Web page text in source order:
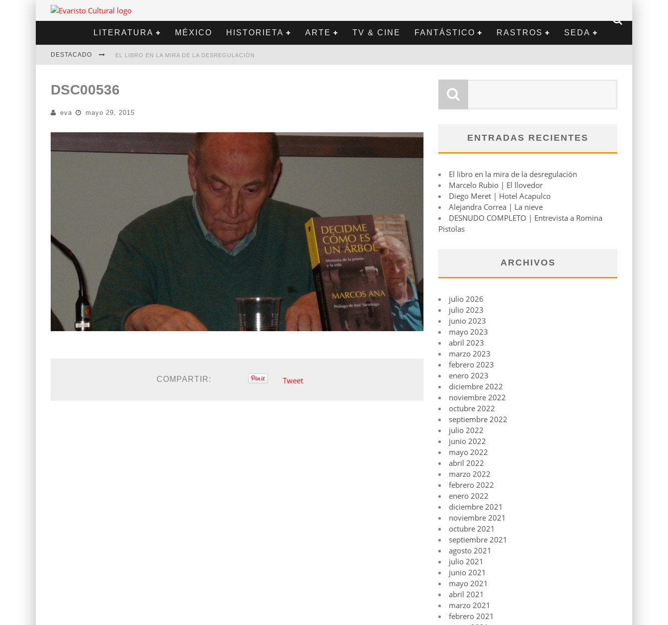
LITERATURA MÉXICO HISTORIETA ARTE TV & CINE FANTÁSTICO RASTROS SEDA
DESTACADO EL LIBRO EN LA MIRA DE LA DESREGULACIÓN
DIEGO MERET | HOTEL ACAPULCO
ALEJANDRA CORREA | LA NIEVE
DSC00536
eva mayo 29, 2015
COMPARTIR: Tweet
ENTRADAS RECIENTES
El libro en la mira de la desregulación
Marcelo Rubio | El llovedor
Diego Meret | Hotel Acapulco
Alejandra Correa | La nieve
DESNUDO COMPLETO | Entrevista a Romina
Pistolas
ARCHIVOS
julio 2026
julio 2023
junio 2023
mayo 2023
abril 2023
marzo 2023
febrero 2023
enero 2023
diciembre 2022
noviembre 2022
octubre 2022
septiembre 2022
julio 2022
junio 2022
mayo 2022
abril 2022
marzo 2022
febrero 2022
enero 2022
diciembre 2021
noviembre 2021
octubre 2021
septiembre 2021
agosto 2021
julio 2021
junio 2021
mayo 2021
abril 2021
marzo 2021
febrero 2021